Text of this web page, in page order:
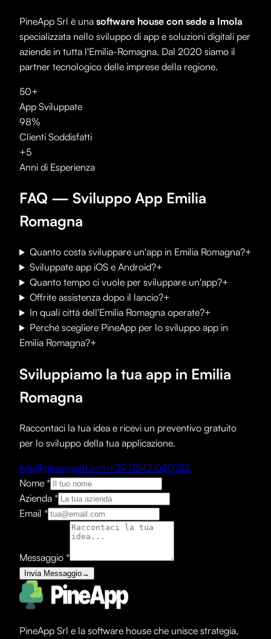
PineApp Srl è una software house con sede a Imola
specializzata nello sviluppo di app e soluzioni digitali per
aziende in tutta l'Emilia-Romagna. Dal 2020 siamo il
partner tecnologico delle imprese della regione.
50+
App Sviluppate
98%
Clienti Soddisfatti
+5
Anni di Esperienza
FAQ — Sviluppo App Emilia
Romagna
Quanto costa sviluppare un'app in Emilia Romagna?+
Sviluppate app iOS e Android?+
Quanto tempo ci vuole per sviluppare un'app?+
Offrite assistenza dopo il lancio?+
In quali città dell'Emilia Romagna operate?+
Perché scegliere PineApp per lo sviluppo app in
Emilia Romagna?+
Sviluppiamo la tua app in Emilia
Romagna
Raccontaci la tua idea e ricevi un preventivo gratuito
per lo sviluppo della tua applicazione.
info@pineappsrl.com+39 0542 080785
Nome *
Azienda *
Email *
Messaggio *
Invia Messaggio→
PineApp Srl e la software house che unisce strategia,